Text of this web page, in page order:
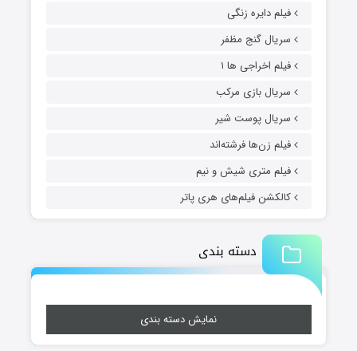
فیلم دایره زنگی
سریال گنج مظفر
فیلم اخراجی ها ۱
سریال بازی مرکب
سریال پوست شیر
فیلم زن‌ها فرشته‌اند
فیلم متری شیش و نیم
کالکشن فیلم‌های هری پاتر
دسته بندی
نمایش دسته بندی